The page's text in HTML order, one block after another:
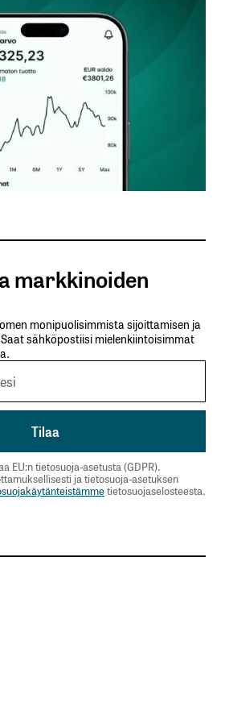
uutiskirje
markkinoiden
monipuolisimmista sijoittamisen ja
sähköpostiisi mielenkiintoisimmat
EU:n tietosuoja-asetusta (GDPR).
ja tietosuoja-asetuksen
tietosuojaselosteesta.